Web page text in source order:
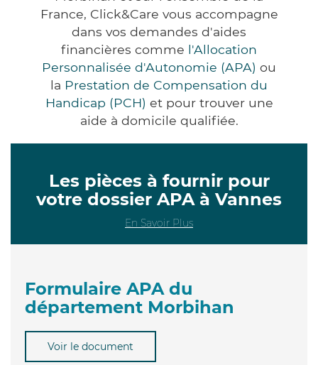
France, Click&Care vous accompagne
dans vos demandes d'aides
financières comme l'Allocation
Personnalisée d'Autonomie (APA) ou
la Prestation de Compensation du
Handicap (PCH) et pour trouver une
aide à domicile qualifiée.
Les pièces à fournir pour
votre dossier APA à Vannes
En Savoir Plus
Formulaire APA du
département Morbihan
Voir le document